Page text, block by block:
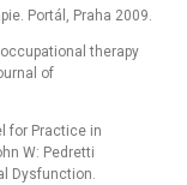
Portál, Praha 2009.
therapy
of
for Practice in
W: Pedretti
Dysfunction.